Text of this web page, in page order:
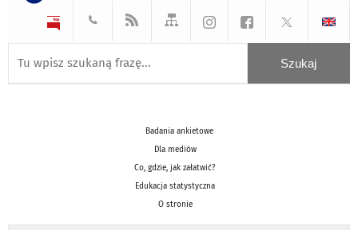
Badania ankietowe
Dla mediów
Co, gdzie, jak załatwić?
Edukacja statystyczna
O stronie